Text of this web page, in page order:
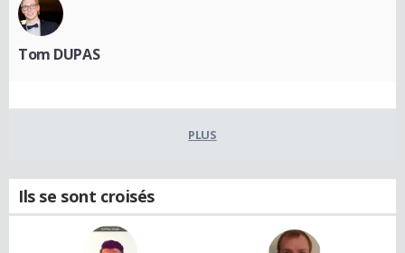
Tom DUPAS
PLUS
Ils se sont croisés